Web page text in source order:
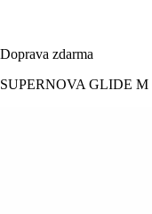
Doprava zdarma
SUPERNOVA GLIDE